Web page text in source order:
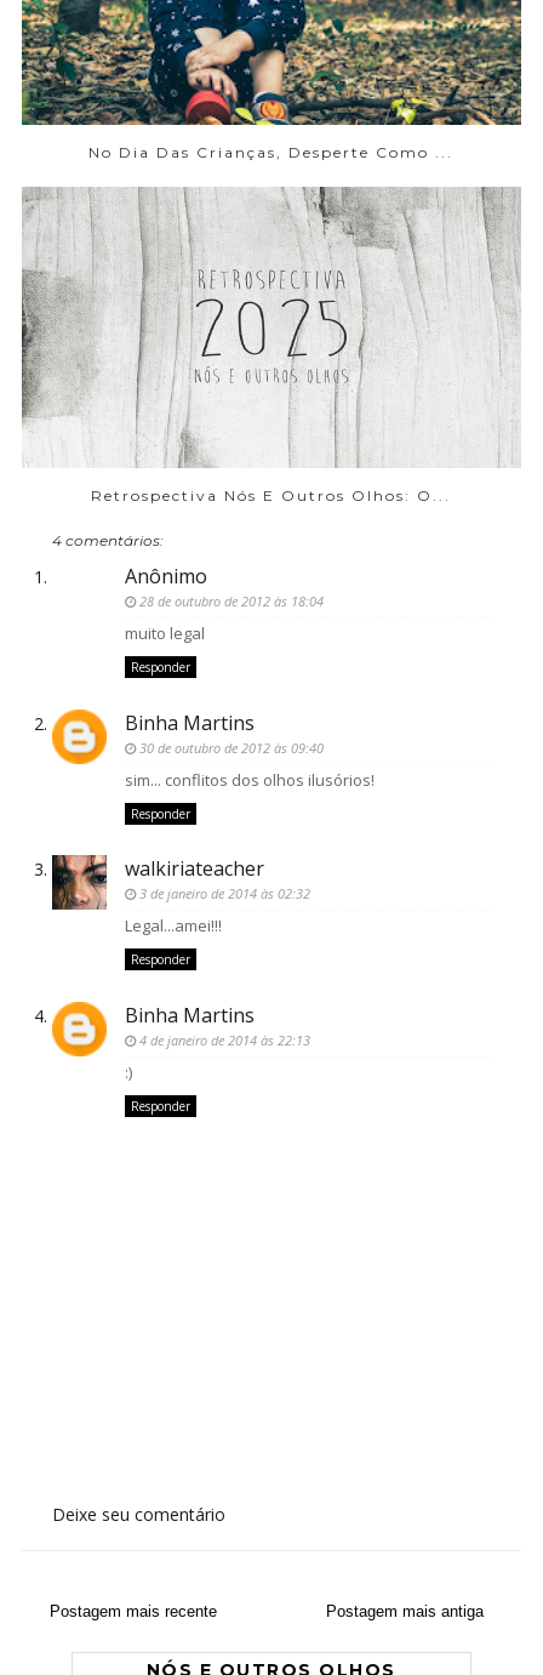
No Dia Das Crianças, Desperte Como ...
Retrospectiva Nós E Outros Olhos: O...
4 comentários:
Anônimo
28 de outubro de 2012 às 18:04
muito legal
Responder
Binha Martins
30 de outubro de 2012 às 09:40
sim... conflitos dos olhos ilusórios!
Responder
walkiriateacher
3 de janeiro de 2014 às 02:32
Legal...amei!!!
Responder
Binha Martins
4 de janeiro de 2014 às 22:13
:)
Responder
Deixe seu comentário
Postagem mais recente Postagem mais antiga
NÓS E OUTROS OLHOS